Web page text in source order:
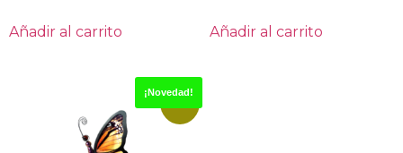
Añadir al carrito Añadir al carrito
¡Novedad!